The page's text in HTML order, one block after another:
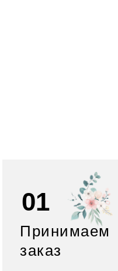
01
Принимаем
заказ